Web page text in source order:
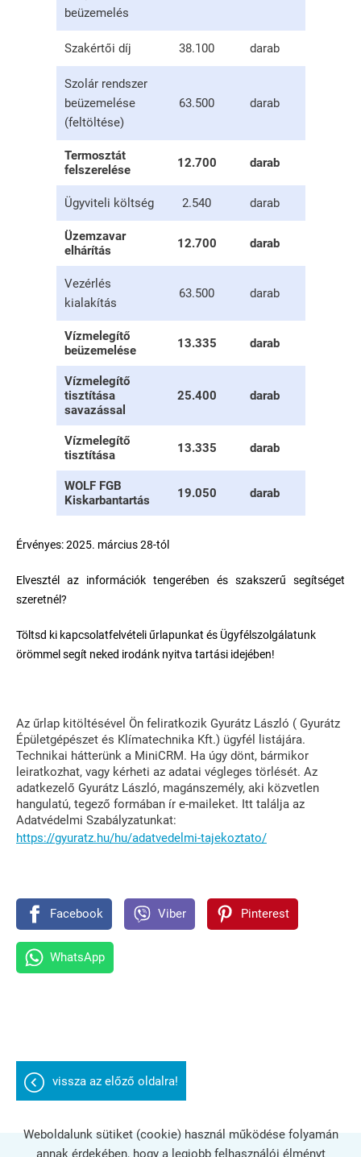
beüzemelés
Szakértői díj 38.100 darab
Szolár rendszer
beüzemelése
(feltöltése)
63.500 darab
Termosztát
felszerelése
12.700 darab
Ügyviteli költség 2.540 darab
Üzemzavar
elhárítás
12.700 darab
Vezérlés
kialakítás
63.500 darab
Vízmelegítő
beüzemelése
13.335 darab
Vízmelegítő
tisztítása
savazással
25.400 darab
Vízmelegítő
tisztítása
13.335 darab
WOLF FGB
Kiskarbantartás
19.050 darab
Érvényes: 2025. március 28-tól
Elvesztél az információk tengerében és szakszerű segítséget
szeretnél?
Töltsd ki kapcsolatfelvételi űrlapunkat és Ügyfélszolgálatunk
örömmel segít neked irodánk nyitva tartási idejében!
Az űrlap kitöltésével Ön feliratkozik Gyurátz László ( Gyurátz
Épületgépészet és Klímatechnika Kft.) ügyfél listájára.
Technikai hátterünk a MiniCRM. Ha úgy dönt, bármikor
leiratkozhat, vagy kérheti az adatai végleges törlését. Az
adatkezelő Gyurátz László, magánszemély, aki közvetlen
hangulatú, tegező formában ír e-maileket. Itt találja az
Adatvédelmi Szabályzatunkat:
https://gyuratz.hu/hu/adatvedelmi-tajekoztato/
Facebook Viber Pinterest
WhatsApp
vissza az előző oldalra!
Weboldalunk sütiket (cookie) használ működése folyamán
annak érdekében, hogy a legjobb felhasználói élményt